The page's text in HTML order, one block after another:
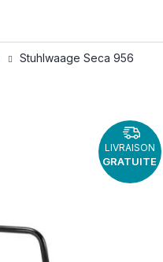
Stuhlwaage Seca 956
LIVRAISON
GRATUITE